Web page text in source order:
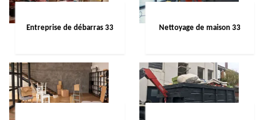
Entreprise de débarras 33 Nettoyage de maison 33